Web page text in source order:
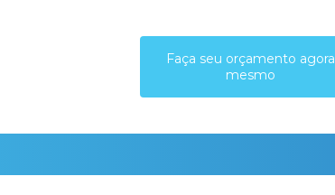
Faça seu orçamento agora
mesmo